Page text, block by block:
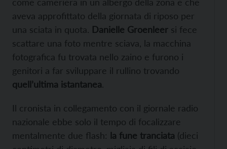
aveva approfittato della giornata di riposo per
una sciata in quota. Danielle Groenleer si fece
scattare una foto mentre sciava, la macchina
fotografica fu trovata nello zaino e furono i
genitori a far sviluppare il rullino trovando
quell’ultima istantanea.
Il cronista in collegamento con il giornale radio
nazionale ebbe solo il tempo di focalizzare
mentalmente due flash: la fune tranciata (dieci